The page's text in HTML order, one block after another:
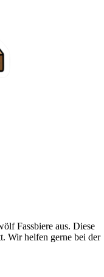
Fassbiere aus. Diese
Wir helfen gerne bei der